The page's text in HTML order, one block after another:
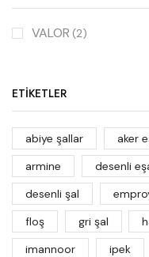
VALOR (2)
ETIKETLER
abiye şallar
aker
armine
desenli
desenli şal
floş
gri şal
imannoor
ipek